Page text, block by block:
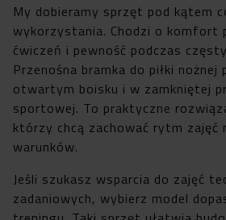
My dobieramy sprzęt pod kątem
wykorzystania. Chodzi o komfort
ćwiczeń i pewność podczas
Przenośna bramka do piłki nożnej
otwartym boisku i w zamkniętej
sportowej. To praktyczne
którzy chcą zachować rytm zajęć
warunków.
Jeśli szukasz wsparcia do zajęć
zadaniowych, wybierz model